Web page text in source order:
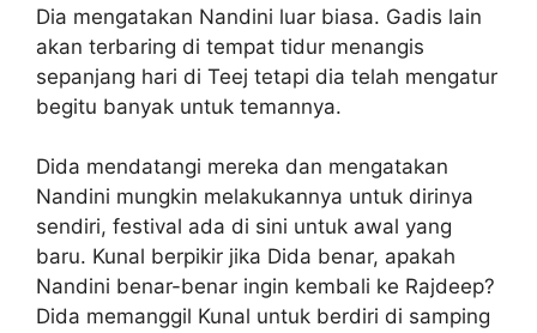
Dia mengatakan Nandini luar biasa. Gadis lain
akan terbaring di tempat tidur menangis
sepanjang hari di Teej tetapi dia telah mengatur
begitu banyak untuk temannya.
Dida mendatangi mereka dan mengatakan
Nandini mungkin melakukannya untuk dirinya
sendiri, festival ada di sini untuk awal yang
baru. Kunal berpikir jika Dida benar, apakah
Nandini benar-benar ingin kembali ke Rajdeep?
Dida memanggil Kunal untuk berdiri di samping